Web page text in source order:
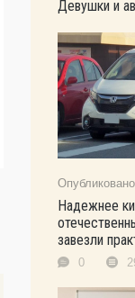
Девушки и
Надежнее
завезли
0